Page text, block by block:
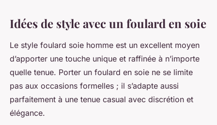
Idées de style avec un foulard en soie
Le style foulard soie homme est un excellent moyen
d’apporter une touche unique et raffinée à n’importe
quelle tenue. Porter un foulard en soie ne se limite
pas aux occasions formelles ; il s’adapte aussi
parfaitement à une tenue casual avec discrétion et
élégance.